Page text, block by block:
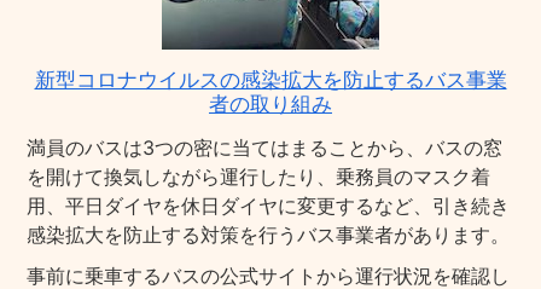
新型コロナウイルスの感染拡大を防止するバス事業
者の取り組み
満員のバスは3つの密に当てはまることから、バスの窓
を開けて換気しながら運行したり、乗務員のマスク着
用、平日ダイヤを休日ダイヤに変更するなど、引き続き
感染拡大を防止する対策を行うバス事業者があります。
事前に乗車するバスの公式サイトから運行状況を確認し